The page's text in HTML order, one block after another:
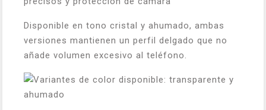
Disponible en tono cristal y ahumado, ambas
versiones mantienen un perfil delgado que no
añade volumen excesivo al teléfono.